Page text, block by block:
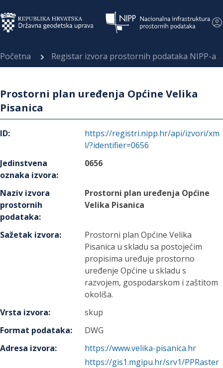
Početna Registar izvora prostornih podataka NIPP-a
Prostorni plan uređenja Općine Velika
Pisanica
ID:
https://registri.nipp.hr/api/izvori/xm
l/?identifier=0656
Jedinstvena
oznaka izvora:
0656
Naziv izvora
prostornih
podataka:
Prostorni plan uređenja Općine
Velika Pisanica
Sažetak izvora:
Prostorni plan Općine Velika
Pisanica u skladu sa postojećim
propisima uređuje prostorno
uređenje Općine u skladu s
razvojem, gospodarskom i zaštitom
okoliša.
Vrsta izvora:
skup
Format podataka:
DWG
Adresa izvora:
https://www.velika-pisanica.hr
https://gis1.mgipu.hr/srv1/PPRaster